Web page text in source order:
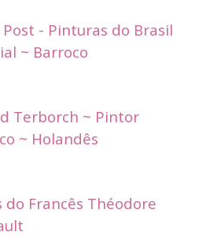
Post - Pinturas do Brasil
~ Barroco
Terborch ~ Pintor
~ Holandês
do Francês Théodore